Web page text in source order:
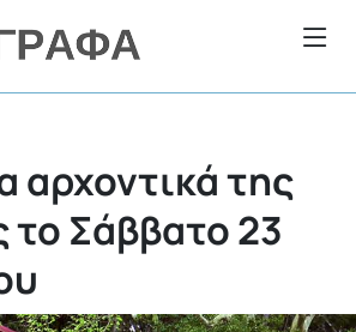
αρχοντικά της
το Σάββατο 23